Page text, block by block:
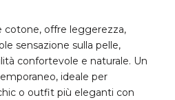
cotone, offre leggerezza,
sensazione sulla pelle,
confortevole e naturale. Un
ideale per
o outfit più eleganti con